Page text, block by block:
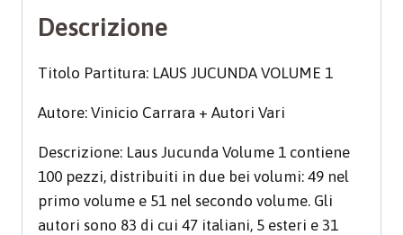
Descrizione
Titolo Partitura: LAUS JUCUNDA VOLUME 1
Autore: Vinicio Carrara + Autori Vari
Descrizione: Laus Jucunda Volume 1 contiene
100 pezzi, distribuiti in due bei volumi: 49 nel
primo volume e 51 nel secondo volume. Gli
autori sono 83 di cui 47 italiani, 5 esteri e 31